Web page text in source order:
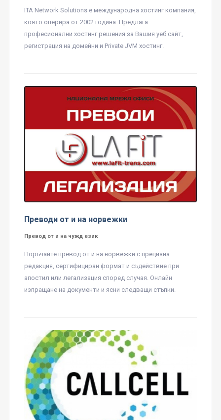
ITA Network Solutions е международна хостинг компания,
която оперира от 2002 година. Предлага
професионални хостинг решения за Вашия уеб сайт,
регистрация на домейни и Private JVM хостинг.
Преводи от и на норвежки
Превод от и на чужд език
Поръчайте превод от и на норвежки с прецизна
редакция, сертифициран формат и съдействие при
апостил или легализация според случая. Онлайн
изпращане на документи и ясни следващи стъпки.